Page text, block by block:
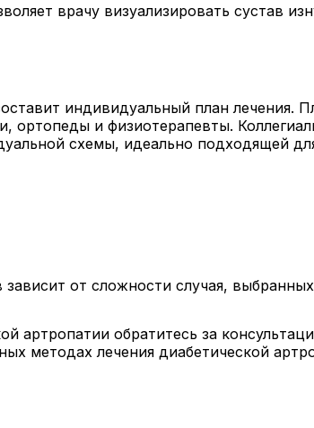
врачу визуализировать сустав
индивидуальный план лечения.
ортопеды и физиотерапевты.
схемы, идеально подходящей
от сложности случая,
артропатии обратитесь за
методах лечения диабетической